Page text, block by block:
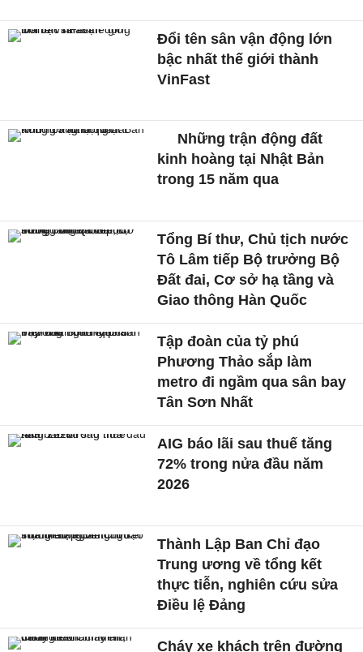
Đổi tên sân vận động lớn
bậc nhất thế giới thành
VinFast
Những trận động đất
kinh hoàng tại Nhật Bản
trong 15 năm qua
Tổng Bí thư, Chủ tịch nước
Tô Lâm tiếp Bộ trưởng Bộ
Đất đai, Cơ sở hạ tầng và
Giao thông Hàn Quốc
Tập đoàn của tỷ phú
Phương Thảo sắp làm
metro đi ngầm qua sân bay
Tân Sơn Nhất
AIG báo lãi sau thuế tăng
72% trong nửa đầu năm
2026
Thành Lập Ban Chỉ đạo
Trung ương về tổng kết
thực tiễn, nghiên cứu sửa
Điều lệ Đảng
Cháy xe khách trên đường